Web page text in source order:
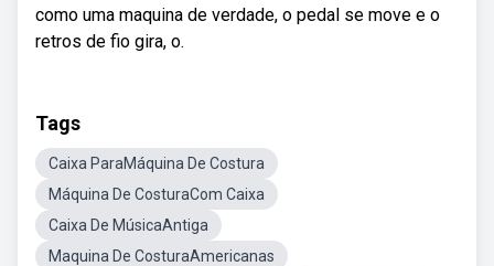
como uma maquina de verdade, o pedal se move e o
retros de fio gira, o.
Tags
Caixa ParaMáquina De Costura
Máquina De CosturaCom Caixa
Caixa De MúsicaAntiga
Maquina De CosturaAmericanas